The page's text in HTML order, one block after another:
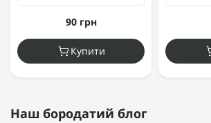
90 грн
Купити
Наш бородатий блог